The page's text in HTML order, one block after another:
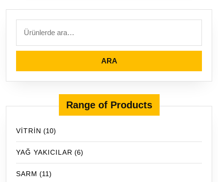
ARA
Range of Products
VİTRİN (10)
YAĞ YAKICILAR (6)
SARM (11)